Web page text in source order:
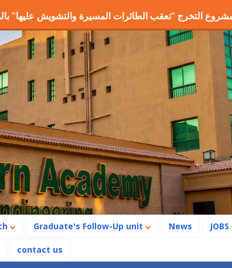
فوز مشروع التخرج "تعقب الطائرات المسيرة
Graduate's Follow-Up unit News JOBS
contact us